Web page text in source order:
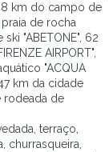
km do campo de
praia de rocha
ski "ABETONE", 62
AIRPORT",
"ACQUA
km da cidade
rodeada de
terraço,
churrasqueira,